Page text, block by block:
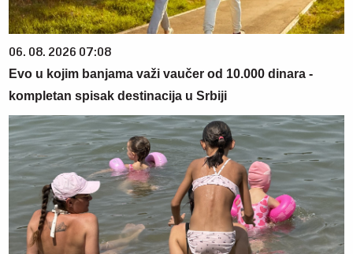
06. 08. 2026 07:08
Evo u kojim banjama važi vaučer od 10.000 dinara -
kompletan spisak destinacija u Srbiji